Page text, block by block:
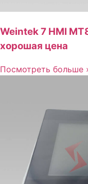
Weintek 7 HMI
хорошая цена
Посмотреть больше